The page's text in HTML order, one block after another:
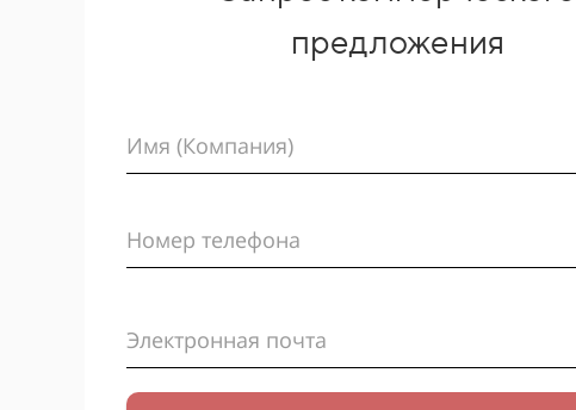
предложения
Имя (Компания)
Номер телефона
Электронная почта